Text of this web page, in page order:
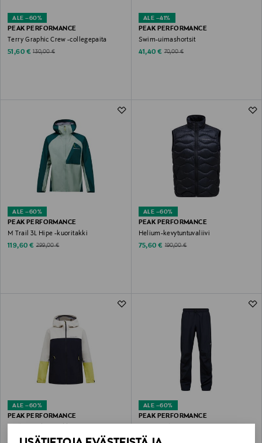
ALE –60%
PEAK PERFORMANCE
Terry Graphic Crew -collegepaita
Discounted Price
51,60 € Original Price
130,00 €
ALE –41%
PEAK PERFORMANCE
Swim-uimashortsit
Discounted Price
41,40 € Original Price
70,00 €
ALE –60%
PEAK PERFORMANCE
M Trail 3L Hipe -kuoritakki
Discounted Price
119,60 € Original Price
299,00 €
ALE –60%
PEAK PERFORMANCE
Helium-kevytuntuvaliivi
Discounted Price
75,60 € Original Price
190,00 €
ALE –60%
PEAK PERFORMANCE
Discounted Price
99,60 € Original Price
250,00 €
ALE –60%
PEAK PERFORMANCE
Discounted Price
47,20 €